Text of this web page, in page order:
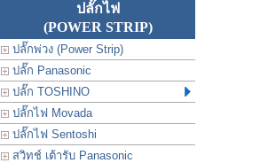
ปลั๊กไฟ
(POWER STRIP)
ปลั๊กพ่วง (Power Strip)
ปลั๊ก Panasonic
ปลั๊ก TOSHINO
ปลั๊กไฟ Movada
ปลั๊กไฟ Sentoshi
สวิทช์ เต้ารับ Panasonic